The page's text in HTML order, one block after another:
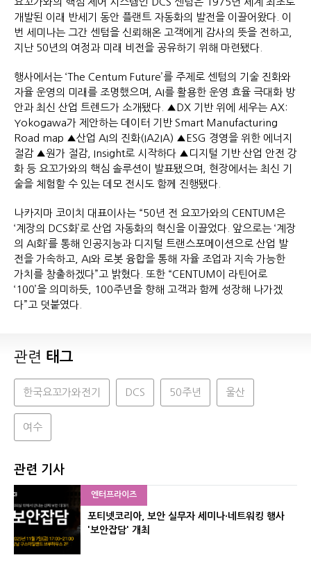
개발된 이래 반세기 동안 플랜트 자동화의 발전을 이끌어왔다. 이
번 세미나는 그간 센텀을 신뢰해온 고객에게 감사의 뜻을 전하고,
지난 50년의 여정과 미래 비전을 공유하기 위해 마련됐다.
행사에서는 ‘The Centum Future’를 주제로 센텀의 기술 진화와
자율 운영의 미래를 조명했으며, AI를 활용한 운영 효율 극대화 방
안과 최신 산업 트렌드가 소개됐다. ▲DX 기반 위에 세우는 AX:
Yokogawa가 제안하는 데이터 기반 Smart Manufacturing
Road map ▲산업 AI의 진화(IA2IA) ▲ESG 경영을 위한 에너지
절감 ▲원가 절감, Insight로 시작하다 ▲디지털 기반 산업 안전 강
화 등 요꼬가와의 핵심 솔루션이 발표됐으며, 현장에서는 최신 기
술을 체험할 수 있는 데모 전시도 함께 진행됐다.
나카지마 코이치 대표이사는 “50년 전 요꼬가와의 CENTUM은
‘계장의 DCS화’로 산업 자동화의 혁신을 이끌었다. 앞으로는 ‘계장
의 AI화’를 통해 인공지능과 디지털 트랜스포메이션으로 산업 발
전을 가속하고, AI와 로봇 융합을 통해 자율 조업과 지속 가능한
가치를 창출하겠다”고 밝혔다. 또한 “CENTUM이 라틴어로
‘100’을 의미하듯, 100주년을 향해 고객과 함께 성장해 나가겠
다”고 덧붙였다.
관련 태그
한국요꼬가와전기 DCS 50주년 울산
여수
관련 기사
엔터프라이즈
포티넷코리아, 보안 실무자 세미나·네트워킹 행사
'보안잡담' 개최